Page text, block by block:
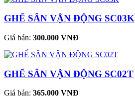
GHẾ SÂN VẬN ĐỘNG SC03K
Giá bán: 300.000 VNĐ
GHẾ SÂN VẬN ĐỘNG SC02T
Giá bán: 365.000 VNĐ